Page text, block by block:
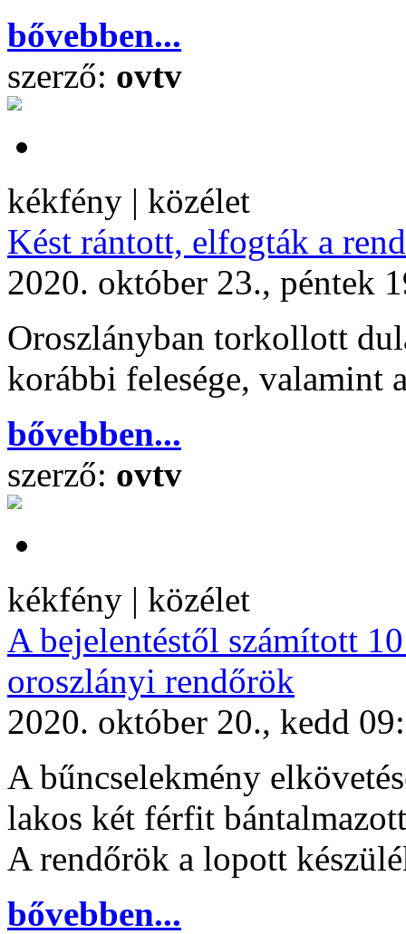
bővebben...
szerző: ovtv
kékfény | közélet
Kést rántott, elfogták a
2020. október 23., péntek
Oroszlányban torkollott
korábbi felesége, valamint
bővebben...
szerző: ovtv
kékfény | közélet
A bejelentéstől számított
oroszlányi rendőrök
2020. október 20., kedd
A bűncselekmény
lakos két férfit
A rendőrök a lopott
bővebben...